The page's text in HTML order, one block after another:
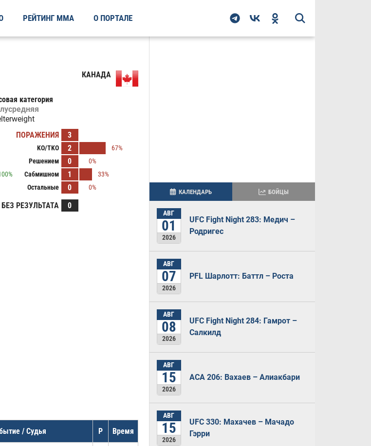
РЕЙТИНГ ММА О ПОРТАЛЕ
КАНАДА
категория
ПОРАЖЕНИЯ 3
KO/TKO 2
67%
Решением
0
0%
Сабмишном
1
33%
Остальные
0 0%
БЕЗ РЕЗУЛЬТАТА 0
/ Судья Р Время
КАЛЕНДАРЬ БОЙЦЫ
АВГ
01
2026
UFC Fight Night 283: Медич –
Родригес
АВГ
07
2026
PFL Шарлотт: Баттл – Роста
АВГ
08
2026
UFC Fight Night 284: Гамрот –
Салкилд
АВГ
15
2026
ACA 206: Вахаев – Алиакбари
АВГ
15
2026
UFC 330: Махачев – Мачадо
Гэрри